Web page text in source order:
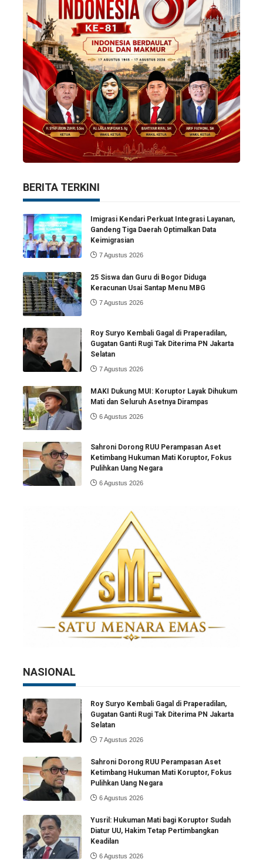
BERITA TERKINI
Imigrasi Kendari Perkuat Integrasi Layanan,
Gandeng Tiga Daerah Optimalkan Data
Keimigrasian
7 Agustus 2026
25 Siswa dan Guru di Bogor Diduga
Keracunan Usai Santap Menu MBG
7 Agustus 2026
Roy Suryo Kembali Gagal di Praperadilan,
Gugatan Ganti Rugi Tak Diterima PN Jakarta
Selatan
7 Agustus 2026
MAKI Dukung MUI: Koruptor Layak Dihukum
Mati dan Seluruh Asetnya Dirampas
6 Agustus 2026
Sahroni Dorong RUU Perampasan Aset
Ketimbang Hukuman Mati Koruptor, Fokus
Pulihkan Uang Negara
6 Agustus 2026
NASIONAL
Roy Suryo Kembali Gagal di Praperadilan,
Gugatan Ganti Rugi Tak Diterima PN Jakarta
Selatan
7 Agustus 2026
Sahroni Dorong RUU Perampasan Aset
Ketimbang Hukuman Mati Koruptor, Fokus
Pulihkan Uang Negara
6 Agustus 2026
Yusril: Hukuman Mati bagi Koruptor Sudah
Diatur UU, Hakim Tetap Pertimbangkan
Keadilan
6 Agustus 2026